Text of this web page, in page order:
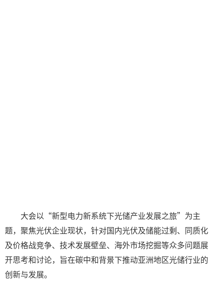
大会以“新型电力新系统下光储产业发展之旅”为主
题，聚焦光伏企业现状，针对国内光伏及储能过剩、同质化
及价格战竞争、技术发展壁垒、海外市场挖掘等众多问题展
开思考和讨论，旨在碳中和背景下推动亚洲地区光储行业的
创新与发展。